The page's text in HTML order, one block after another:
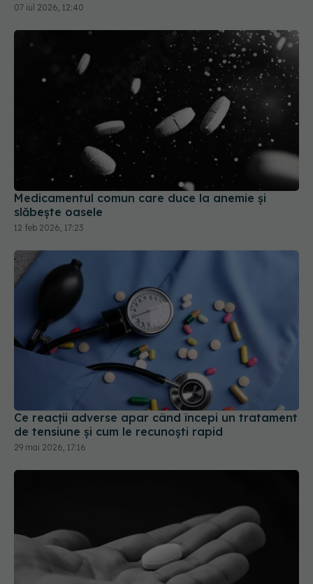
07 iul 2026, 12:40
Medicamentul comun care duce la anemie și
slăbește oasele
12 feb 2026, 17:23
Ce reacții adverse apar când începi un tratament
de tensiune și cum le recunoști rapid
29 mai 2026, 17:16